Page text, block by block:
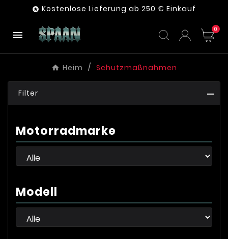
 Kostenlose Lieferung ab 250 € Einkauf
 0
Heim Schutzmaßnahmen
Filter
Motorradmarke
Modell